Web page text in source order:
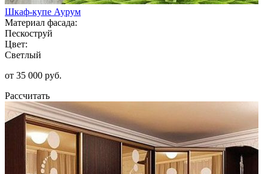
Шкаф-купе Аурум
Материал фасада:
Пескоструй
Цвет:
Светлый
от 35 000 руб.
Рассчитать